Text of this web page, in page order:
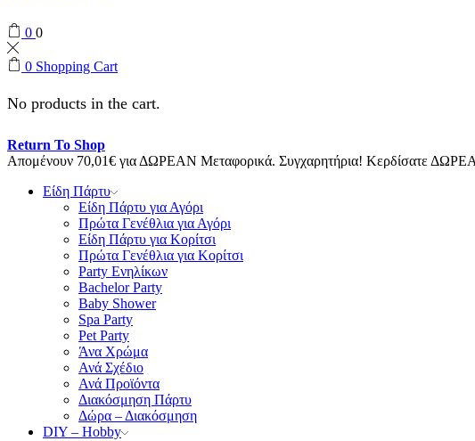
0 0
0 Shopping Cart
No products in the cart.
Return To Shop
Απομένουν 70,01€ για ΔΩΡΕΑΝ Μεταφορικά. Συγχαρητήρια! Κερδίσατε
Είδη Πάρτυ
Είδη Πάρτυ για Αγόρι
Πρώτα Γενέθλια για Αγόρι
Είδη Πάρτυ για Κορίτσι
Πρώτα Γενέθλια για Κορίτσι
Party Ενηλίκων
Bachelor Party
Baby Shower
Spa Party
Pet Party
Άνα Χρώμα
Ανά Σχέδιο
Ανά Προϊόντα
Διακόσμηση Πάρτυ
Δώρα – Διακόσμηση
DIY – Hobby